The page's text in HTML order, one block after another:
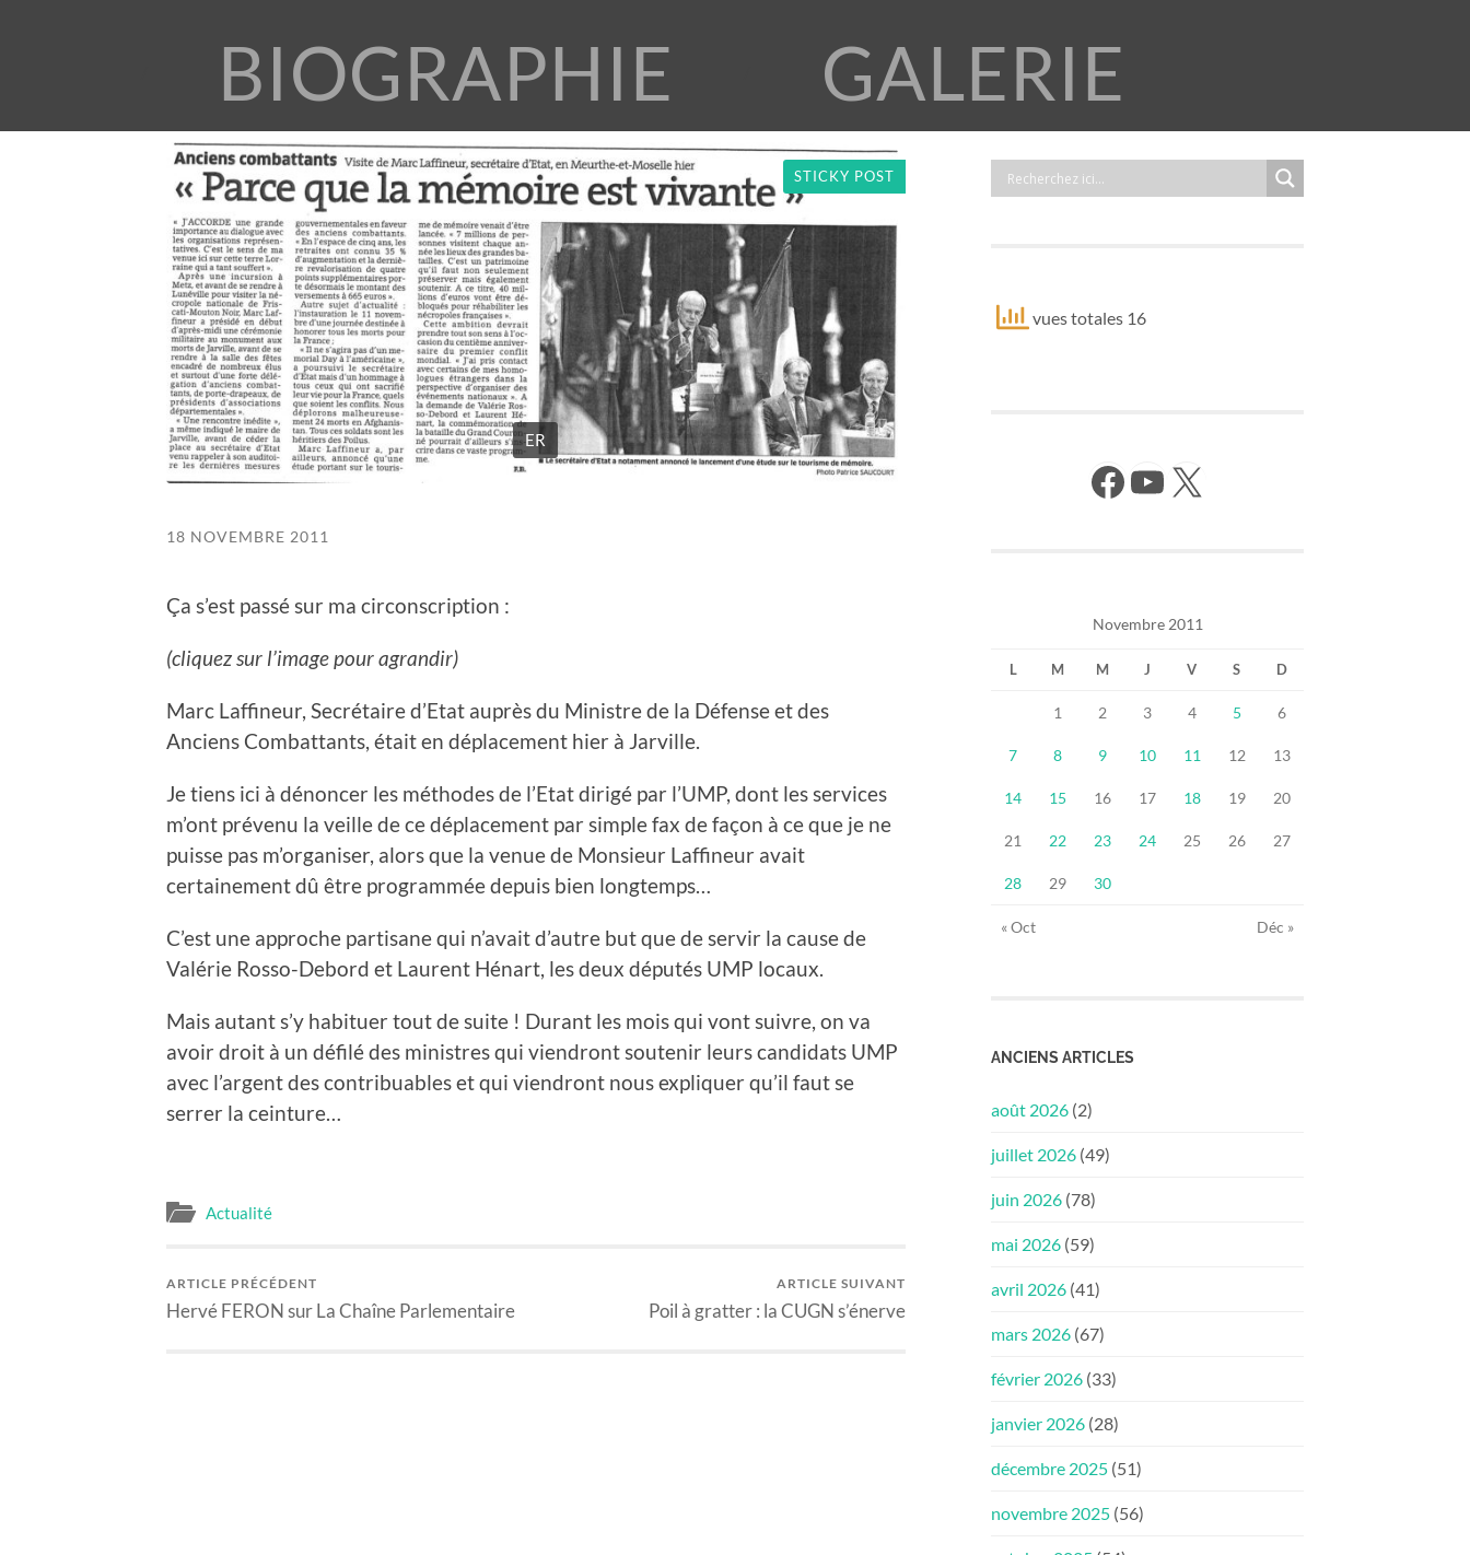
BIOGRAPHIE
GALERIE
STICKY POST
ER
18 NOVEMBRE 2011
Ça s’est passé sur ma circonscription :
(cliquez sur l’image pour agrandir)
Marc Laffineur, Secrétaire d’Etat auprès du Ministre de la Défense et des
Anciens Combattants, était en déplacement hier à Jarville.
Je tiens ici à dénoncer les méthodes de l’Etat dirigé par l’UMP, dont les services
m’ont prévenu la veille de ce déplacement par simple fax de façon à ce que je ne
puisse pas m’organiser, alors que la venue de Monsieur Laffineur avait
certainement dû être programmée depuis bien longtemps…
C’est une approche partisane qui n’avait d’autre but que de servir la cause de
Valérie Rosso-Debord et Laurent Hénart, les deux députés UMP locaux.
Mais autant s’y habituer tout de suite ! Durant les mois qui vont suivre, on va
avoir droit à un défilé des ministres qui viendront soutenir leurs candidats UMP
avec l’argent des contribuables et qui viendront nous expliquer qu’il faut se
serrer la ceinture…
Actualité
ARTICLE PRÉCÉDENT
Hervé FERON sur La Chaîne Parlementaire
ARTICLE SUIVANT
Poil à gratter : la CUGN s’énerve
vues totales 16
Facebook YouTube X
Novembre 2011
L M M J V S D
1 2 3 4 5 6
7 8 9 10 11 12 13
14 15 16 17 18 19 20
21 22 23 24 25 26 27
28 29 30
« Oct Déc »
ANCIENS ARTICLES
août 2026 (2)
juillet 2026 (49)
juin 2026 (78)
mai 2026 (59)
avril 2026 (41)
mars 2026 (67)
février 2026 (33)
janvier 2026 (28)
décembre 2025 (51)
novembre 2025 (56)